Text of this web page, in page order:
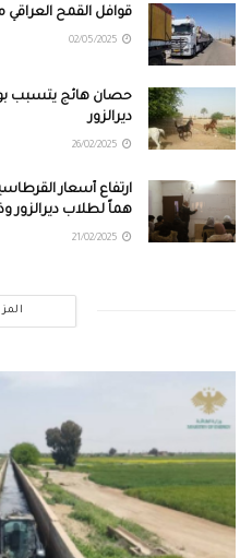
قوافل القمح العراقي
حصان هائج يتسبب
ديرالزور
ارتفاع أسعار
هماً لطلاب ديرالزور